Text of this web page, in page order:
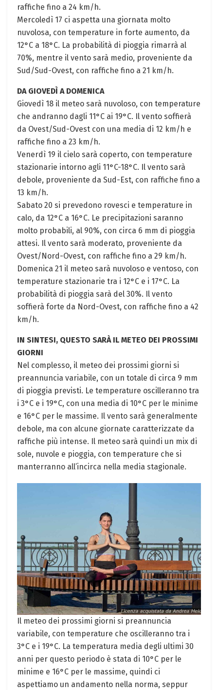
raffiche fino a 24 km/h.
Mercoledì 17 ci aspetta una giornata molto
nuvolosa, con temperature in forte aumento, da
12°C a 18°C. La probabilità di pioggia rimarrà al
70%, mentre il vento sarà medio, proveniente da
Sud/Sud-Ovest, con raffiche fino a 21 km/h.
DA GIOVEDÌ A DOMENICA
Giovedì 18 il meteo sarà nuvoloso, con temperature
che andranno dagli 11°C ai 19°C. Il vento soffierà
da Ovest/Sud-Ovest con una media di 12 km/h e
raffiche fino a 23 km/h.
Venerdì 19 il cielo sarà coperto, con temperature
stazionarie intorno agli 11°C-18°C. Il vento sarà
debole, proveniente da Sud-Est, con raffiche fino a
13 km/h.
Sabato 20 si prevedono rovesci e temperature in
calo, da 12°C a 16°C. Le precipitazioni saranno
molto probabili, al 90%, con circa 6 mm di pioggia
attesi. Il vento sarà moderato, proveniente da
Ovest/Nord-Ovest, con raffiche fino a 29 km/h.
Domenica 21 il meteo sarà nuvoloso e ventoso, con
temperature stazionarie tra i 12°C e i 17°C. La
probabilità di pioggia sarà del 30%. Il vento
soffierà forte da Nord-Ovest, con raffiche fino a 42
km/h.
IN SINTESI, QUESTO SARÀ IL METEO DEI PROSSIMI
GIORNI
Nel complesso, il meteo dei prossimi giorni si
preannuncia variabile, con un totale di circa 9 mm
di pioggia previsti. Le temperature oscilleranno tra
i 3°C e i 19°C, con una media di 10°C per le minime
e 16°C per le massime. Il vento sarà generalmente
debole, ma con alcune giornate caratterizzate da
raffiche più intense. Il meteo sarà quindi un mix di
sole, nuvole e pioggia, con temperature che si
manterranno all’incirca nella media stagionale.
Il meteo dei prossimi giorni si preannuncia
variabile, con temperature che oscilleranno tra i
3°C e i 19°C. La temperatura media degli ultimi 30
anni per questo periodo è stata di 10°C per le
minime e 16°C per le massime, quindi ci
aspettiamo un andamento nella norma, seppur